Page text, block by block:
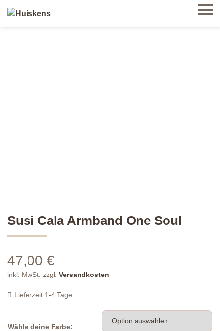
Susi Cala Armband One Soul
47,00 €
inkl. MwSt. zzgl. Versandkosten
Lieferzeit 1-4 Tage
Wähle deine Farbe: